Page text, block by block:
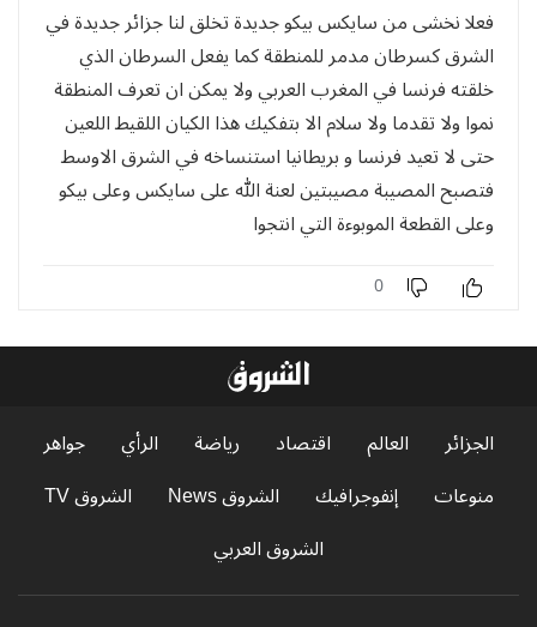
فعلا نخشى من سايكس بيكو جديدة تخلق لنا جزائر جديدة في
الشرق كسرطان مدمر للمنطقة كما يفعل السرطان الذي
خلقته فرنسا في المغرب العربي ولا يمكن ان تعرف المنطقة
نموا ولا تقدما ولا سلام الا بتفكيك هذا الكيان اللقيط اللعين
حتى لا تعيد فرنسا و بريطانيا استنساخه في الشرق الاوسط
فتصبح المصيبة مصيبتين لعنة الله على سايكس وعلى بيكو
وعلى القطعة الموبوءة التي انتجوا
0
الجزائر العالم اقتصاد رياضة الرأي
جواهر
منوعات
إنفوجرافيك الشروق News
الشروق TV
الشروق العربي